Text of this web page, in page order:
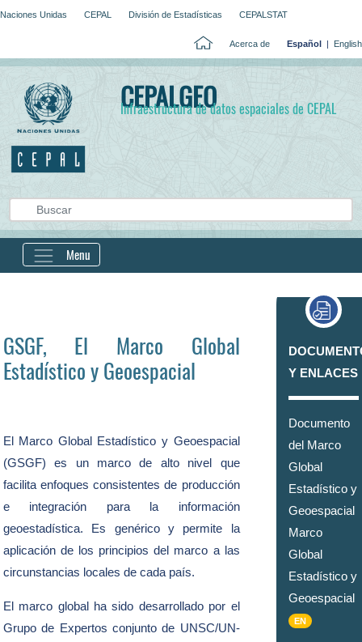
Naciones Unidas CEPAL División de Estadísticas CEPALSTAT
Acerca de Español | English
CEPALGEO
Infraestructura de datos espaciales de CEPAL
Menu
GSGF, El Marco Global
Estadístico y Geoespacial
El Marco Global Estadístico y Geoespacial
(GSGF) es un marco de alto nivel que
facilita enfoques consistentes de producción
e integración para la información
geoestadística. Es genérico y permite la
aplicación de los principios del marco a las
circunstancias locales de cada país.
El marco global ha sido desarrollado por el
Grupo de Expertos conjunto de UNSC/UN-
Y ENLACES
Documento
del Marco
Global
Estadístico y
Geoespacial
Marco
Global
Estadístico y
Geoespacial
EN